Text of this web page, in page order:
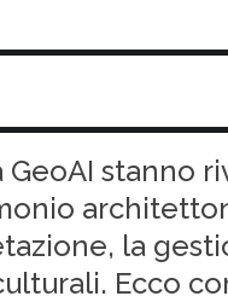
stanno
la
Ecco